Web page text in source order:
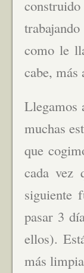
como le
cabe, más
Llegamos
muchas
que
cada vez
siguiente
pasar 3
ellos).
más